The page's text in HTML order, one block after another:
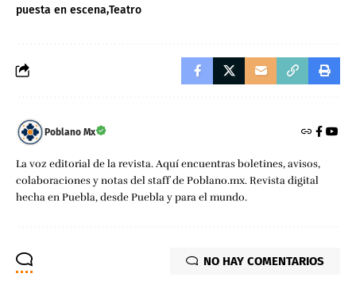
puesta en escena Teatro
Poblano Mx
La voz editorial de la revista. Aquí encuentras boletines, avisos,
colaboraciones y notas del staff de Poblano.mx. Revista digital
hecha en Puebla, desde Puebla y para el mundo.
NO HAY COMENTARIOS